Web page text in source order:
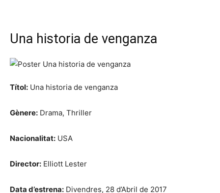
Una historia de venganza
Títol: Una historia de venganza
Gènere: Drama, Thriller
Nacionalitat: USA
Director: Elliott Lester
Data d’estrena: Divendres, 28 d’Abril de 2017